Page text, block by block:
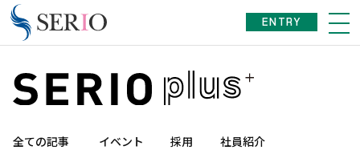
ENTRY
全ての記事 イベント 採用 社員紹介